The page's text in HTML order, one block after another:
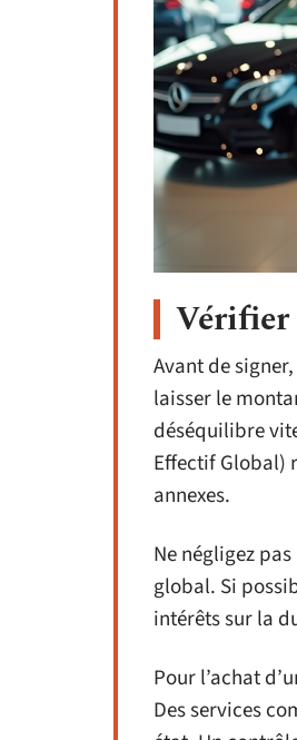
Vérifier
Avant de
laisser le
déséquilibre
Effectif Global)
annexes.
Ne négligez
global. Si
intérêts sur la
Pour l’achat
Des services